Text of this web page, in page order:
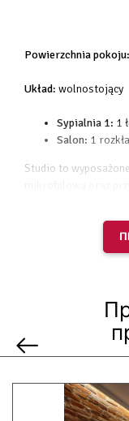
Powierzchnia pokoju:
Układ: wolnostojący
Sypialnia 1: 1
Salon: 1
Studio to
widok na
telewizor z
szafa /
przyjazny
rozkładana
prysznic
łazienka
wanna lub